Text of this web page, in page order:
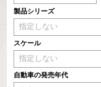
製品シリーズ
スケール
自動車の発売年代